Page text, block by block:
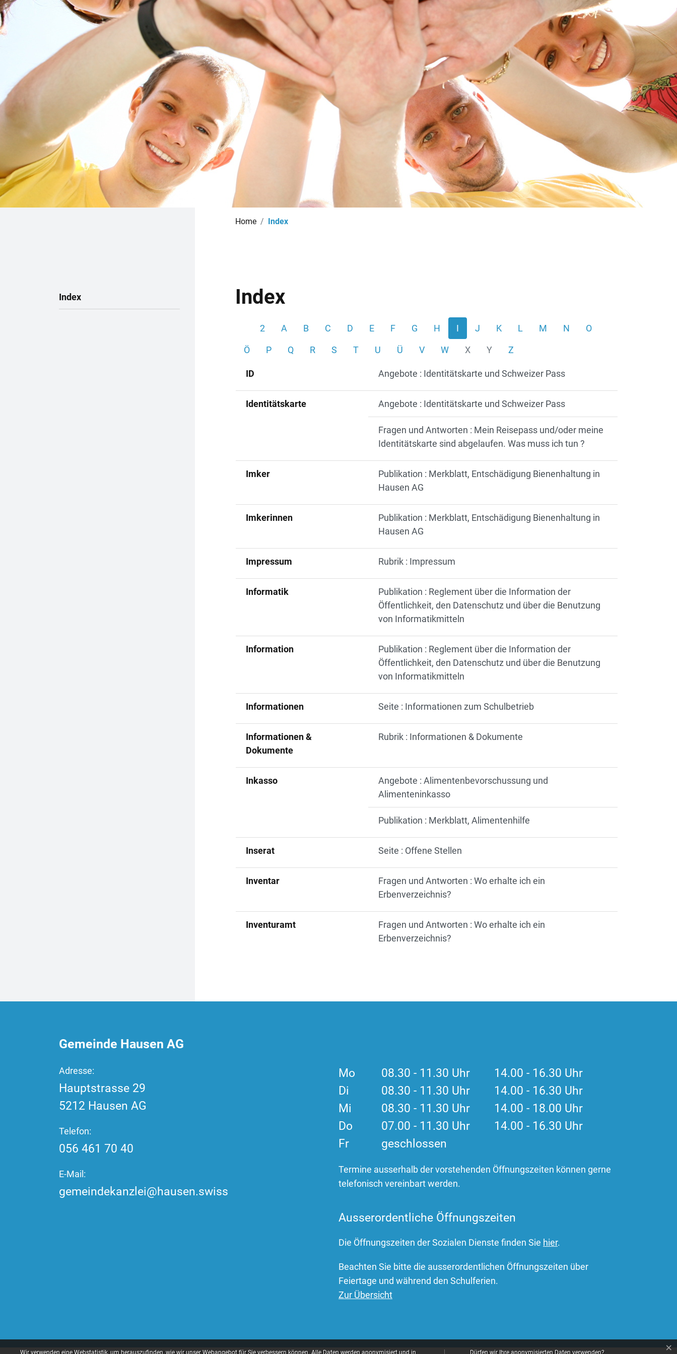
Home Index(ausgewählt)
Subnavigation
Index Index
2 A B C D E F G H I J K L M N O
Ö P Q R S T U Ü V W X Y Z
ID Angebote : Identitätskarte und Schweizer Pass
Identitätskarte Angebote : Identitätskarte und Schweizer Pass
Fragen und Antworten : Mein Reisepass und/oder meine
Identitätskarte sind abgelaufen. Was muss ich tun ?
Imker
Publikation : Merkblatt, Entschädigung Bienenhaltung in
Hausen AG
Imkerinnen
Publikation : Merkblatt, Entschädigung Bienenhaltung in
Hausen AG
Impressum Rubrik : Impressum
Informatik
Publikation : Reglement über die Information der
Öffentlichkeit, den Datenschutz und über die Benutzung
von Informatikmitteln
Information
Publikation : Reglement über die Information der
Öffentlichkeit, den Datenschutz und über die Benutzung
von Informatikmitteln
Informationen Seite : Informationen zum Schulbetrieb
Informationen &
Dokumente
Rubrik : Informationen & Dokumente
Inkasso
Angebote : Alimentenbevorschussung und
Alimenteninkasso
Publikation : Merkblatt, Alimentenhilfe
Inserat Seite : Offene Stellen
Inventar
Fragen und Antworten : Wo erhalte ich ein
Erbenverzeichnis?
Inventuramt
Fragen und Antworten : Wo erhalte ich ein
Erbenverzeichnis?
Gemeinde Hausen AG
Adresse:
Hauptstrasse 29
5212 Hausen AG
Telefon:
056 461 70 40
E-Mail:
gemeindekanzlei@hausen.swiss
Mo
08.30 - 11.30 Uhr 14.00 - 16.30 Uhr
Di
08.30 - 11.30 Uhr 14.00 - 16.30 Uhr
Mi
08.30 - 11.30 Uhr 14.00 - 18.00 Uhr
Do
07.00 - 11.30 Uhr 14.00 - 16.30 Uhr
Fr
geschlossen
Termine ausserhalb der vorstehenden Öffnungszeiten können gerne
telefonisch vereinbart werden.
Ausserordentliche Öffnungszeiten
Die Öffnungszeiten der Sozialen Dienste finden Sie hier.
Beachten Sie bitte die ausserordentlichen Öffnungszeiten über
Feiertage und während den Schulferien.
Zur Übersicht
Wir verwenden eine Webstatistik, um herauszufinden, wie wir unser Webangebot für Sie verbessern können. Alle Daten werden anonymisiert und in Dürfen wir Ihre anonymisierten Daten verwenden? ×